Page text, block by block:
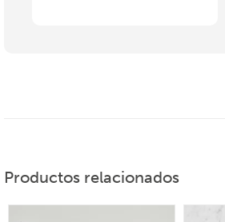
Productos relacionados